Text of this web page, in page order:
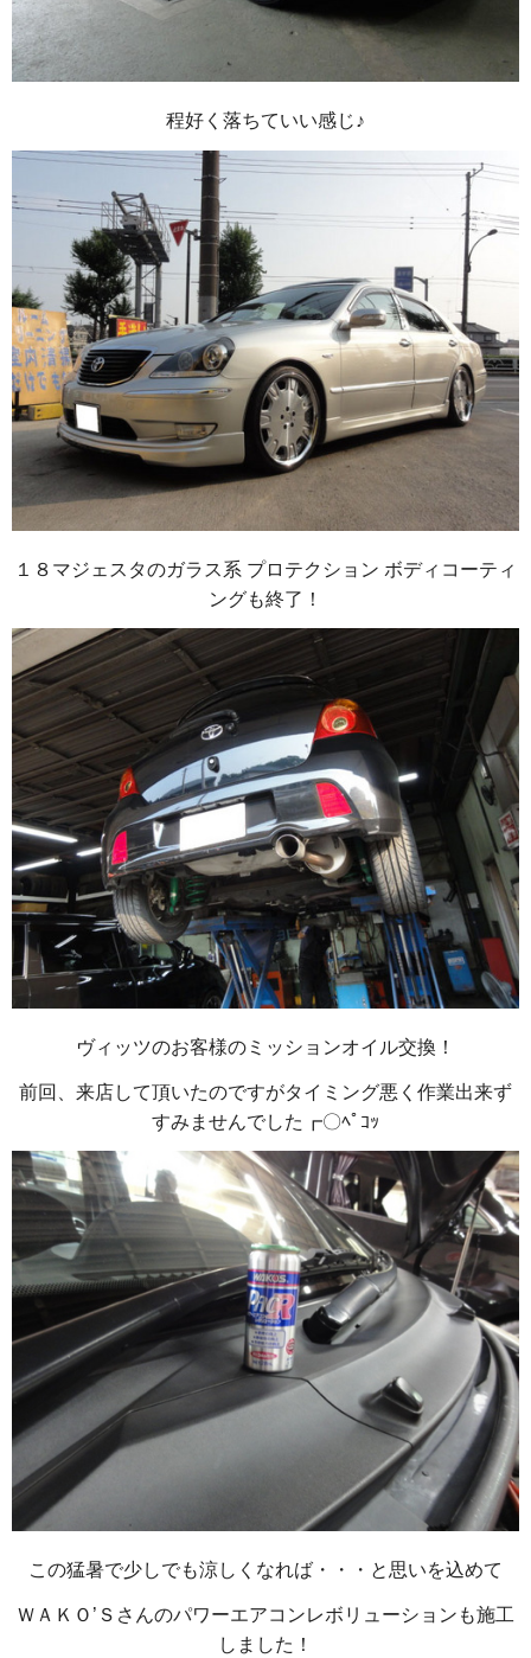
程好く落ちていい感じ♪
１８マジェスタのガラス系 プロテクション ボディコーティ
ングも終了！
ヴィッツのお客様のミッションオイル交換！
前回、来店して頂いたのですがタイミング悪く作業出来ず
すみませんでした┏〇ﾍﾟｺｯ
この猛暑で少しでも涼しくなれば・・・と思いを込めて
ＷＡＫＯ’Ｓさんのパワーエアコンレボリューションも施工
しました！